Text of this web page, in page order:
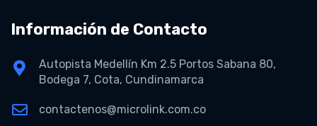
Información de Contacto
Autopista Medellín Km 2.5 Portos Sabana 80,
Bodega 7, Cota, Cundinamarca
contactenos@microlink.com.co